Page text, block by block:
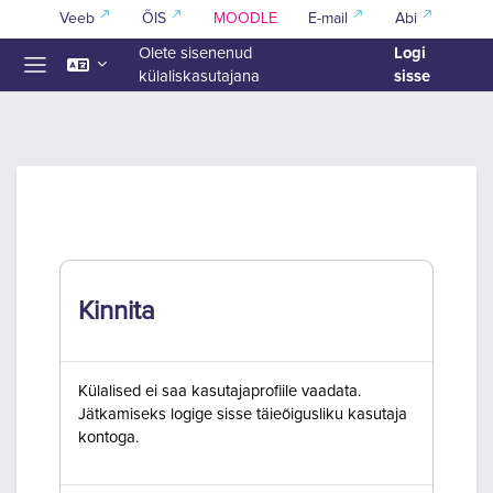
Jäta vahele peasisuni
Veeb ÕIS MOODLE E-mail Abi
Olete sisenenud
külaliskasutajana
Logi
sisse
Kinnita
Külalised ei saa kasutajaprofiile vaadata.
Jätkamiseks logige sisse täieõigusliku kasutaja
kontoga.